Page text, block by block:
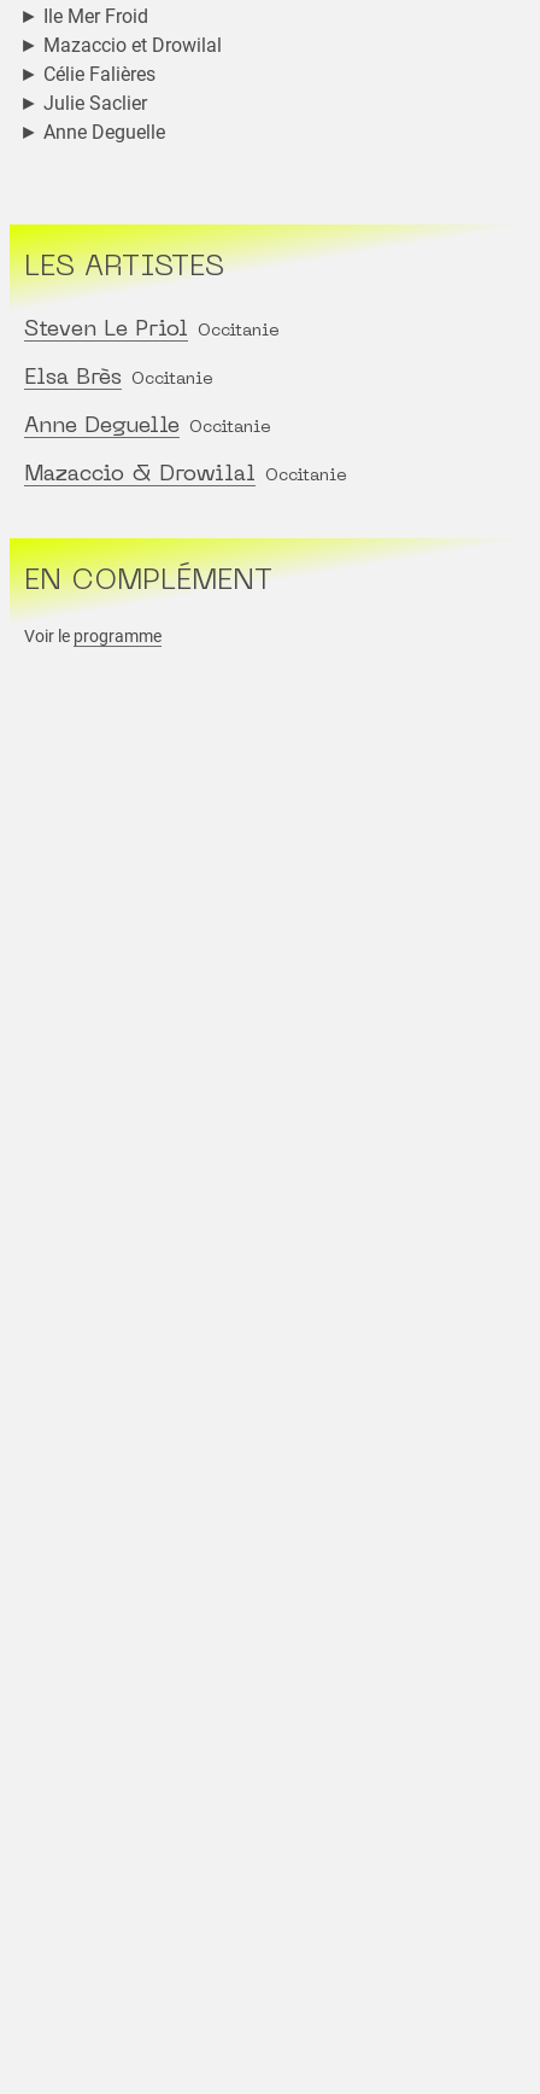
► Ile Mer Froid
► Mazaccio et Drowilal
► Célie Falières
► Julie Saclier
► Anne Deguelle
LES ARTISTES
Steven Le Priol Occitanie
Elsa Brès Occitanie
Anne Deguelle Occitanie
Mazaccio & Drowilal Occitanie
EN COMPLÉMENT
Voir le programme